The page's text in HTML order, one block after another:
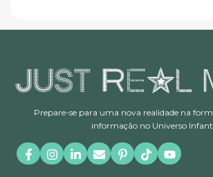
Prepare-se para uma nova realidade na
informação no Universo